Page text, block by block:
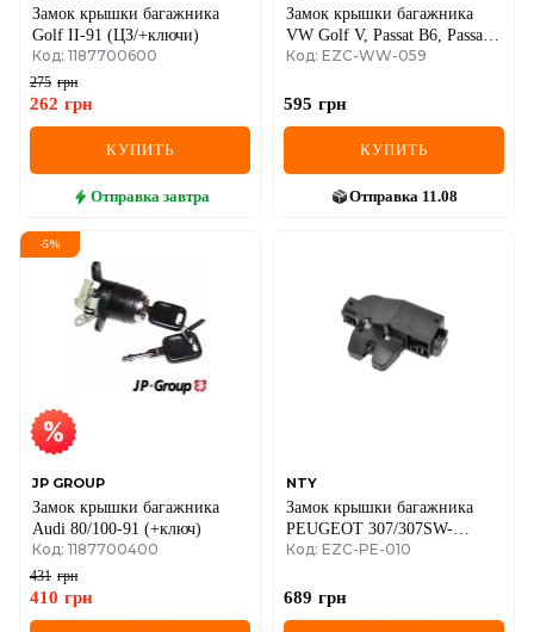
GMC
GREAT WALL
HAVAL
INFINITI
IVECO
JEEP
LANCIA
LAND ROVER
LEXUS
Замок крышки багажника
Golf II-91 (ЦЗ/+ключи)
Код: 1187700600
275 грн
262 грн
КУПИТЬ
Отправка завтра
Замок крышки багажника
VW Golf V, Passat B6, Passat
B7 03-14, Touran
Код: EZC-WW-059
595 грн
КУПИТЬ
Отправка 11.08
-5%
JP GROUP
Замок крышки багажника
Audi 80/100-91 (+ключ)
Код: 1187700400
431 грн
410 грн
NTY
Замок крышки багажника
PEUGEOT 307/307SW-
08/407/407SW-10
Код: EZC-PE-010
689 грн